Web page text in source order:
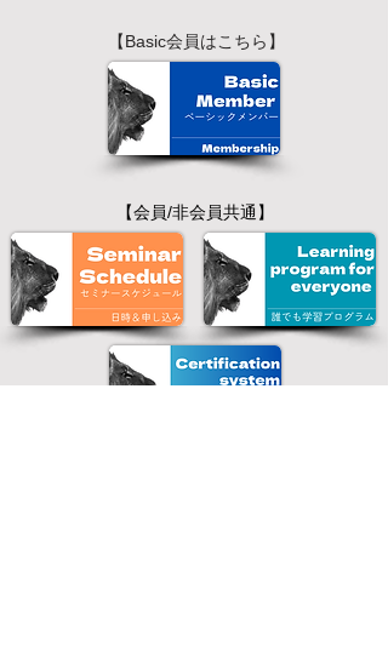
【Basic会員はこちら】
【会員/非会員共通】